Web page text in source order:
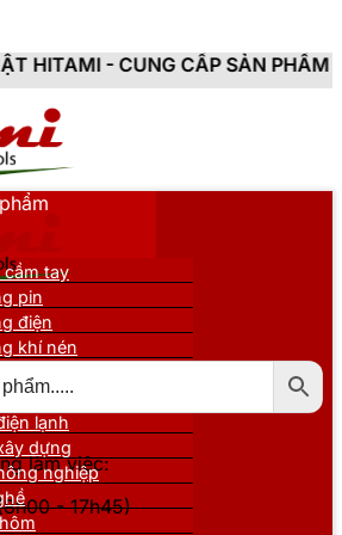
SẢN PHẨM CHÍNH HÃNG,
làm việc:
- 17h45)
cầm tay
pin
điện
khí nén
đỡ
lạnh
dựng
nghiệp